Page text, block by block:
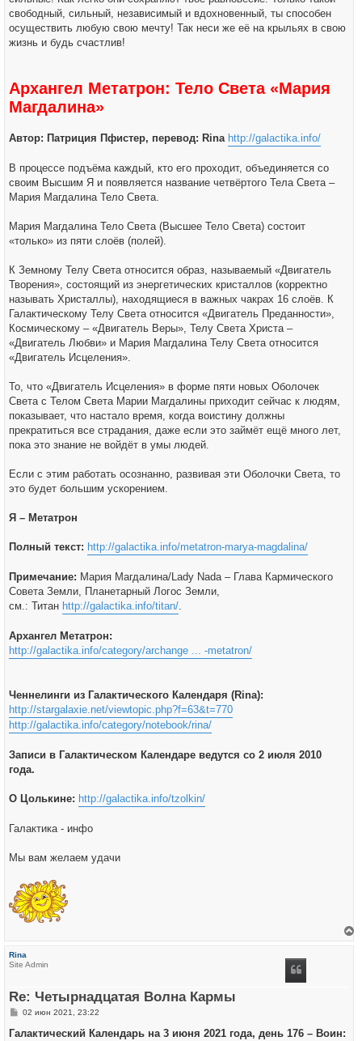
свободный, сильный, независимый и вдохновенный, ты способен
осуществить любую свою мечту! Так неси же её на крыльях в свою
жизнь и будь счастлив!
Архангел Метатрон: Тело Света «Мария
Магдалина»
Автор: Патриция Пфистер, перевод: Rina http://galactika.info/
В процессе подъёма каждый, кто его проходит, объединяется со
своим Высшим Я и появляется название четвёртого Тела Света –
Мария Магдалина Тело Света.
Мария Магдалина Тело Света (Высшее Тело Света) состоит
«только» из пяти слоёв (полей).
К Земному Телу Света относится образ, называемый «Двигатель
Творения», состоящий из энергетических кристаллов (корректно
называть Христаллы), находящиеся в важных чакрах 16 слоёв. К
Галактическому Телу Света относится «Двигатель Преданности»,
Космическому – «Двигатель Веры», Телу Света Христа –
«Двигатель Любви» и Мария Магдалина Телу Света относится
«Двигатель Исцеления».
То, что «Двигатель Исцеления» в форме пяти новых Оболочек
Света с Телом Света Марии Магдалины приходит сейчас к людям,
показывает, что настало время, когда воистину должны
прекратиться все страдания, даже если это займёт ещё много лет,
пока это знание не войдёт в умы людей.
Если с этим работать осознанно, развивая эти Оболочки Света, то
это будет большим ускорением.
Я – Метатрон
Полный текст: http://galactika.info/metatron-marya-magdalina/
Примечание: Мария Магдалина/Lady Nada – Глава Кармического
Совета Земли, Планетарный Логос Земли,
см.: Титан http://galactika.info/titan/.
Архангел Метатрон:
http://galactika.info/category/archange ... -metatron/
Ченнелинги из Галактического Календаря (Rina):
http://stargalaxie.net/viewtopic.php?f=63&t=770
http://galactika.info/category/notebook/rina/
Записи в Галактическом Календаре ведутся со 2 июля 2010
года.
О Цолькине: http://galactika.info/tzolkin/
Галактика - инфо
Мы вам желаем удачи
Rina
Site Admin
Re: Четырнадцатая Волна Кармы
С
о
02 июн 2021, 23:22
Галактический Календарь на 3 июня 2021 года, день 176 – Воин: